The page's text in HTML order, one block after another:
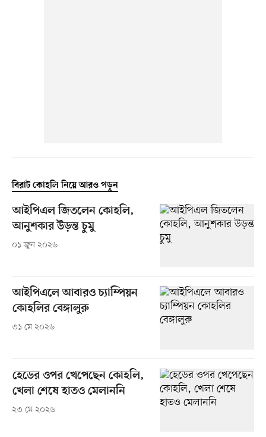
বিরাট কোহলি নিয়ে আরও পড়ুন
আইপিএল জিতলেন কোহলি,
আনুশকার উড়ন্ত চুমু
০১ জুন ২০২৬
আইপিএলে আবারও চ্যাম্পিয়ন
কোহলির বেঙ্গালুরু
৩১ মে ২০২৬
হেডের ওপর খেপেছেন কোহলি,
খেলা শেষে হাতও মেলাননি
২৩ মে ২০২৬